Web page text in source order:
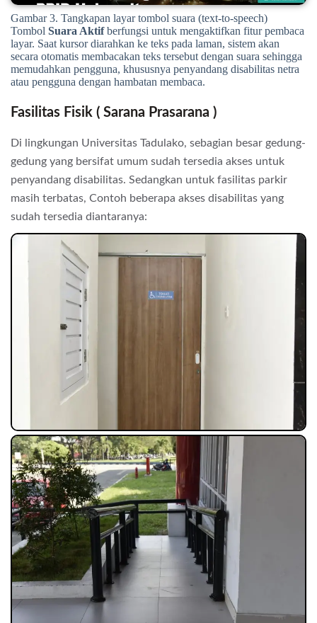
Gambar 3. Tangkapan layar tombol suara (text-to-speech)
Tombol Suara Aktifberfungsi untuk mengaktifkan fitur pembaca
layar. Saat kursor diarahkan ke teks pada laman, sistem akan
secara otomatis membacakan teks tersebut dengan suara sehingga
memudahkan pengguna, khususnya penyandang disabilitas netra
atau pengguna dengan hambatan membaca.
Fasilitas Fisik ( Sarana Prasarana )
Di lingkungan Universitas Tadulako, sebagian besar gedung-
gedung yang bersifat umum sudah tersedia akses untuk
penyandang disabilitas. Sedangkan untuk fasilitas parkir
masih terbatas, Contoh beberapa akses disabilitas yang
sudah tersedia diantaranya: